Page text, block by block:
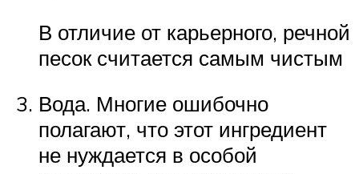
В отличие от карьерного, речной
песок считается самым чистым
Вода. Многие ошибочно
полагают, что этот ингредиент
не нуждается в особой